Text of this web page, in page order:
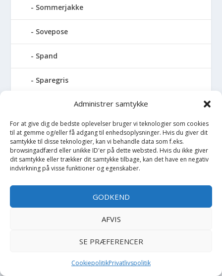
Administrer samtykke
For at give dig de bedste oplevelser bruger vi teknologier som cookies
til at gemme og/eller få adgang til enhedsoplysninger. Hvis du giver dit
samtykke til disse teknologier, kan vi behandle data som f.eks.
browsingadfærd eller unikke ID'er på dette websted. Hvis du ikke giver
dit samtykke eller trækker dit samtykke tilbage, kan det have en negativ
indvirkning på visse funktioner og egenskaber.
GODKEND
AFVIS
SE PRÆFERENCER
CookiepolitikPrivatlivspolitik
Sommerjakke
Sovepose
Spand
Sparegris
Sparkedragt
Spejl
Spil